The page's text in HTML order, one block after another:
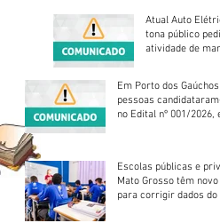
Atual Auto
tona público
atividade de
Em Porto dos
pessoas
no Edital nº 001/2026,
Escolas públicas e
Mato Grosso têm
para corrigir dados do